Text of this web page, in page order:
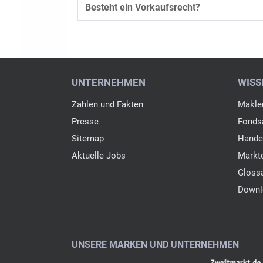
Besteht ein Vorkaufsrecht?